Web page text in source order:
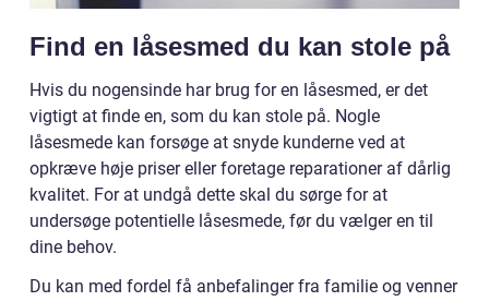
Find en låsesmed du kan stole på
Hvis du nogensinde har brug for en låsesmed, er det
vigtigt at finde en, som du kan stole på. Nogle
låsesmede kan forsøge at snyde kunderne ved at
opkræve høje priser eller foretage reparationer af dårlig
kvalitet. For at undgå dette skal du sørge for at
undersøge potentielle låsesmede, før du vælger en til
dine behov.
Du kan med fordel få anbefalinger fra familie og venner